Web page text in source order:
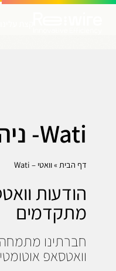
Wati- ניהול ווטסאפ רשמי
דף הבית»וואטי – Wati
הודעות
מתקדמים
חברתינו מתמחה
וואטסאפ